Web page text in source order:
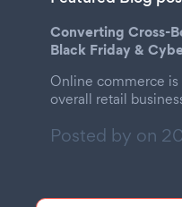
Converting Cross-
Black Friday &
Online commerce
overall retail
Posted by on